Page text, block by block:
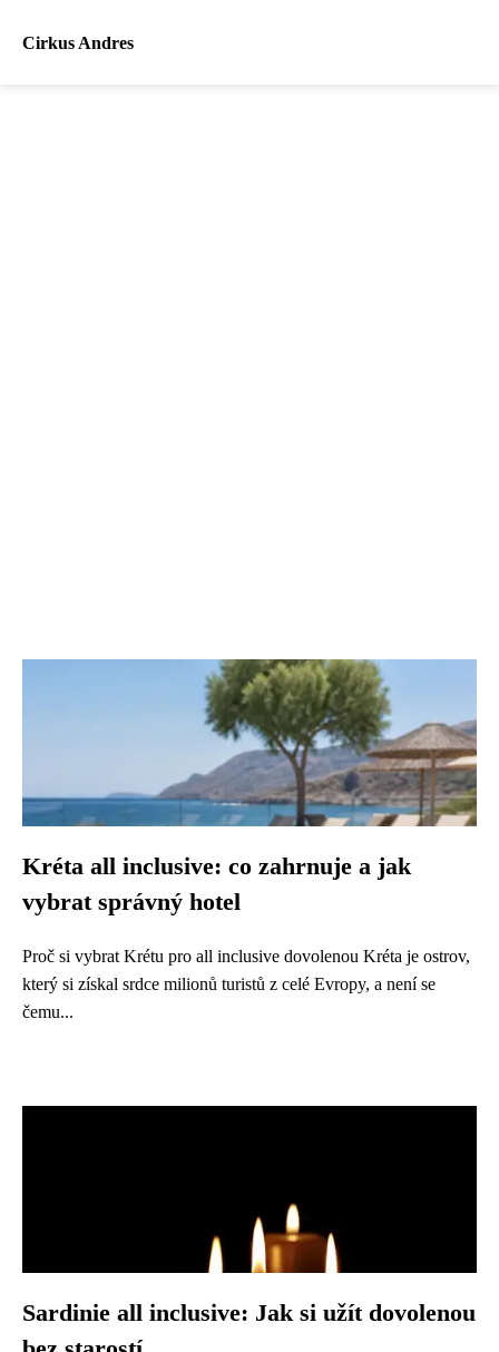
Cirkus Andres
Kréta all inclusive: co zahrnuje a jak
vybrat správný hotel
Proč si vybrat Krétu pro all inclusive dovolenou Kréta je ostrov,
který si získal srdce milionů turistů z celé Evropy, a není se
čemu...
Sardinie all inclusive: Jak si užít dovolenou